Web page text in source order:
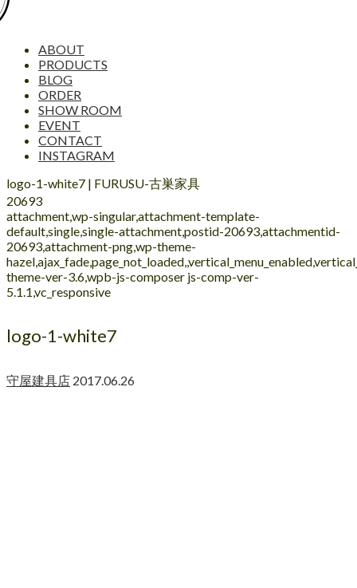
ABOUT
PRODUCTS
BLOG
ORDER
SHOW ROOM
EVENT
CONTACT
INSTAGRAM
logo-1-white7 | FURUSU-古巣家具
20693
attachment,wp-singular,attachment-template-
default,single,single-attachment,postid-20693,attachmentid-
20693,attachment-png,wp-theme-
theme-ver-3.6,wpb-js-composer js-comp-ver-
5.1.1,vc_responsive
logo-1-white7
守屋建具店 2017.06.26